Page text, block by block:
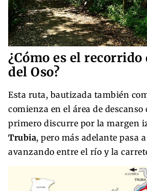
¿Cómo es el recorrido
del Oso?
Esta ruta, bautizada también
comienza en el área de descanso
primero discurre por la margen
Trubia, pero más adelante pasa
avanzando entre el río y la